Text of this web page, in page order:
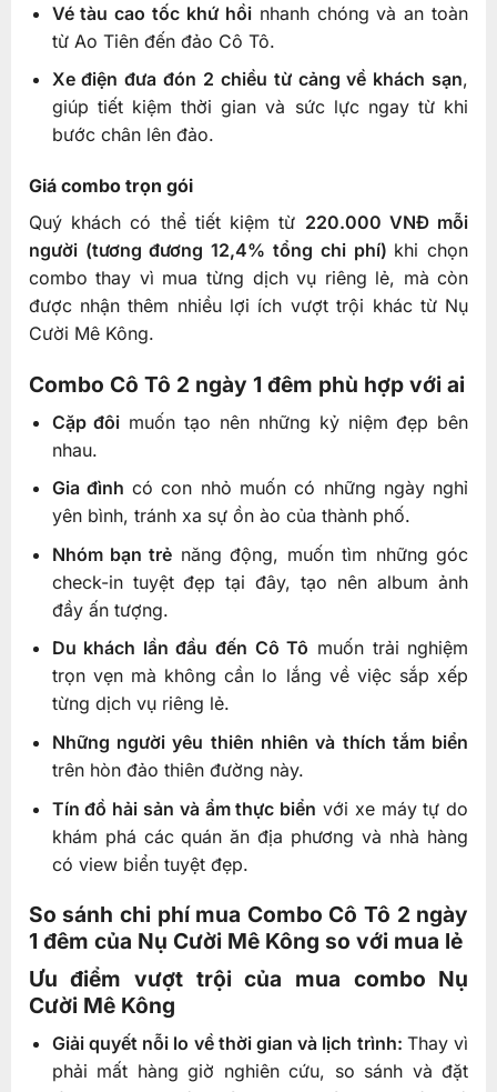
Vé tàu cao tốc khứ hồinhanh chóng và an toàn
từ Ao Tiên đến đảo Cô Tô.
Xe điện đưa đón 2 chiều từ cảng về khách sạn,
giúp tiết kiệm thời gian và sức lực ngay từ khi
bước chân lên đảo.
Giá combo trọn gói
Quý khách có thể tiết kiệm từ 220.000 VNĐ mỗi
người (tương đương 12,4% tổng chi phí) khi chọn
combo thay vì mua từng dịch vụ riêng lẻ, mà còn
được nhận thêm nhiều lợi ích vượt trội khác từ Nụ
Cười Mê Kông.
Combo Cô Tô 2 ngày 1 đêm phù hợp với ai
Cặp đôi muốn tạo nên những kỷ niệm đẹp bên
nhau.
Gia đình có con nhỏ muốn có những ngày nghỉ
yên bình, tránh xa sự ồn ào của thành phố.
Nhóm bạn trẻ năng động, muốn tìm những góc
check-in tuyệt đẹp tại đây, tạo nên album ảnh
đầy ấn tượng.
Du khách lần đầu đến Cô Tô muốn trải nghiệm
trọn vẹn mà không cần lo lắng về việc sắp xếp
từng dịch vụ riêng lẻ.
Những người yêu thiên nhiên và thích tắm biển
trên hòn đảo thiên đường này.
Tín đồ hải sản và ẩm thực biển với xe máy tự do
khám phá các quán ăn địa phương và nhà hàng
có view biển tuyệt đẹp.
So sánh chi phí mua Combo Cô Tô 2 ngày
1 đêm của Nụ Cười Mê Kông so với mua lẻ
Ưu điểm vượt trội của mua combo Nụ
Cười Mê Kông
Giải quyết nỗi lo về thời gian và lịch trình: Thay vì
phải mất hàng giờ nghiên cứu, so sánh và đặt